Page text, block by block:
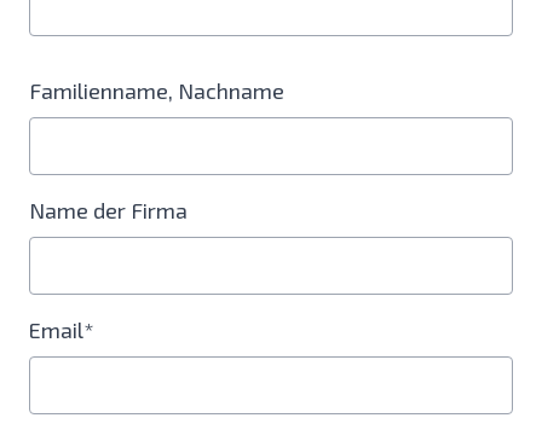
Familienname, Nachname
Name der Firma
Email*